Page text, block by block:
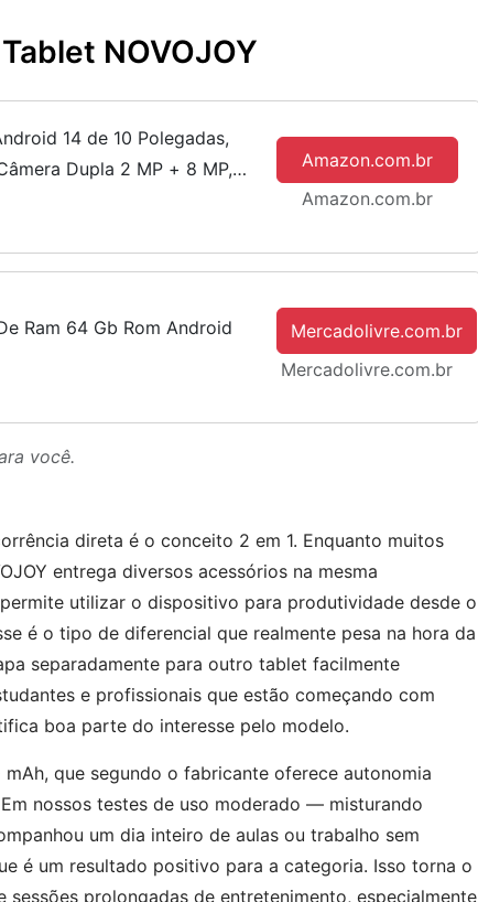
NOVOJOY
14 de 10 Polegadas,
Dupla 2 MP + 8 MP,
Amazon.com.br
Amazon.com.br
Ram 64 Gb Rom Android
Mercadolivre.com.br
Mercadolivre.com.br
você.
direta é o conceito 2 em 1. Enquanto muitos
entrega diversos acessórios na mesma
utilizar o dispositivo para produtividade desde o
é o tipo de diferencial que realmente pesa na hora da
separadamente para outro tablet facilmente
e profissionais que estão começando com
boa parte do interesse pelo modelo.
que segundo o fabricante oferece autonomia
nossos testes de uso moderado — misturando
um dia inteiro de aulas ou trabalho sem
é um resultado positivo para a categoria. Isso torna o
sessões prolongadas de entretenimento, especialmente